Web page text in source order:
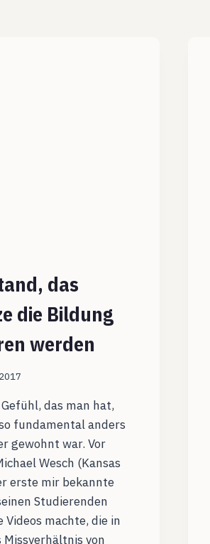
das
die Bildung
werden
das man hat,
fundamental anders
gewohnt war. Vor
Wesch (Kansas
erste mir bekannte
Studierenden
Videos machte, die in
Missverhältnis von